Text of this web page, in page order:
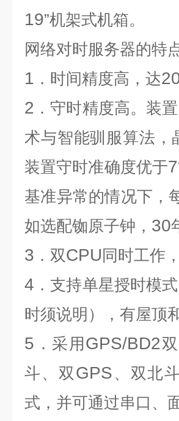
19”机架式机箱。
网络对时服务器的特
1 ．时间精度高，达
2 ．守时精度高。装
术与智能驯服算法，
装置守时准确度优于
基准异常的情况下，
如选配铷原子钟， 30
3 ．双CPU 同时工作，
4 ．支持单星授时模
时须说明），有屋顶
5 ．采用 GPS/BD2
斗、双 GPS 、双北斗
式，并可通过串口、